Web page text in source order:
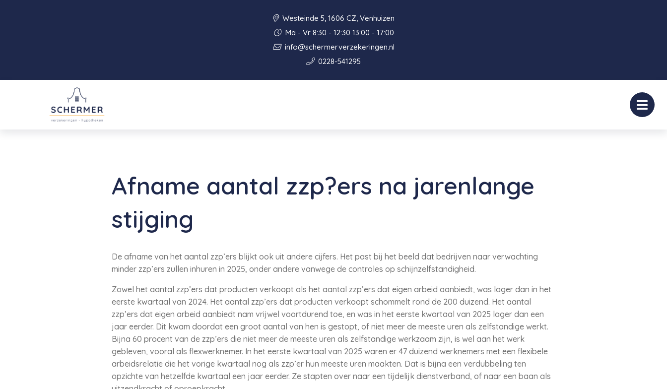
Westeinde 5, 1606 CZ, Venhuizen
Ma - Vr 8:30 - 12:30 13:00 - 17:00
info@schermerverzekeringen.nl
0228-541295
Afname aantal zzp?ers na jarenlange
stijging
De afname van het aantal zzp’ers blijkt ook uit andere cijfers. Het past bij het beeld dat bedrijven naar verwachting
minder zzp’ers zullen inhuren in 2025, onder andere vanwege de controles op schijnzelfstandigheid.
Zowel het aantal zzp’ers dat producten verkoopt als het aantal zzp’ers dat eigen arbeid aanbiedt, was lager dan in het
eerste kwartaal van 2024. Het aantal zzp’ers dat producten verkoopt schommelt rond de 200 duizend. Het aantal
zzp’ers dat eigen arbeid aanbiedt nam vrijwel voortdurend toe, en was in het eerste kwartaal van 2025 lager dan een
jaar eerder. Dit kwam doordat een groot aantal van hen is gestopt, of niet meer de meeste uren als zelfstandige werkt.
Bijna 60 procent van de zzp’ers die niet meer de meeste uren als zelfstandige werkzaam zijn, is wel aan het werk
gebleven, vooral als flexwerknemer. In het eerste kwartaal van 2025 waren er 47 duizend werknemers met een flexibele
arbeidsrelatie die het vorige kwartaal nog als zzp’er hun meeste uren maakten. Dat is bijna een verdubbeling ten
opzichte van hetzelfde kwartaal een jaar eerder. Ze stapten over naar een tijdelijk dienstverband, of naar een baan als